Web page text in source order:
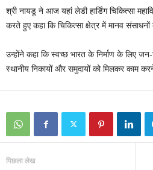
श्री नायडू ने आज यहां लेडी हार्डिंग चिकित्सा
करते हुए कहा कि चिकित्सा क्षेत्र में मानव
उन्होंने कहा कि स्वच्छ भारत के निर्माण के लिए जन-
स्थानीय निकायों और समुदायों को मिलकर काम
पिछला लेख